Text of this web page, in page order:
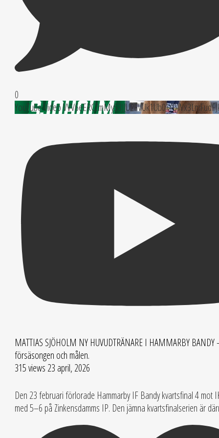
0
YouTube Video
MATTIAS SJÖHOLM NY HUVUDTRÄNARE I HAMMARBY
försäsongen och målen.
315 views 23 april, 2026
Den 23 februari förlorade Hammarby IF Bandy kvartsfinal 4 mot
med 5–6 på Zinkensdamms IP. Den jämna kvartsfinalserien är